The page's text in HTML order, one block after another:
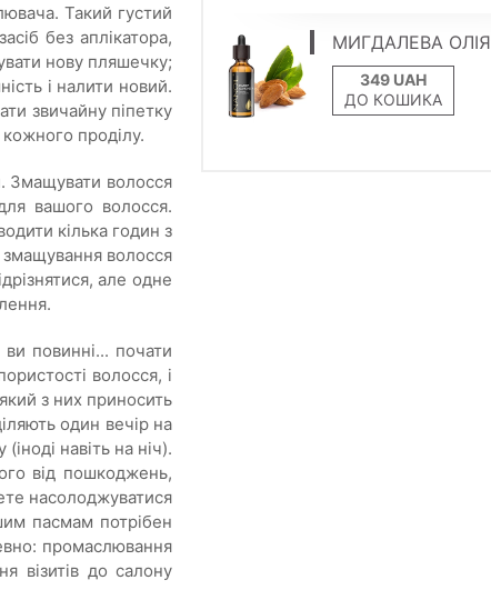
Такий густий
без аплікатора,
нову пляшечку;
і налити новий.
звичайну піпетку
проділу.
Змащувати волосся
вашого волосся.
кілька годин з
волосся
але одне
повинні... почати
волосся, і
з них приносить
один вечір на
навіть на ніч).
від пошкоджень,
насолоджуватися
пасмам потрібен
промаслювання
візитів до салону
МИГДАЛЕВА ОЛІЯ
ДО КОШИКА